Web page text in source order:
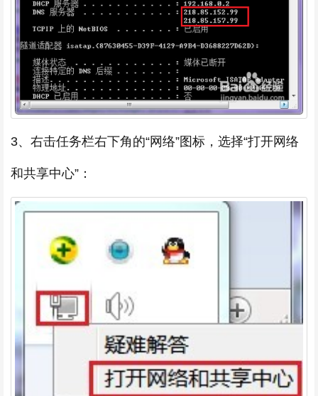
3、右击任务栏右下角的“网络”图标，选择“打开网络
和共享中心”：